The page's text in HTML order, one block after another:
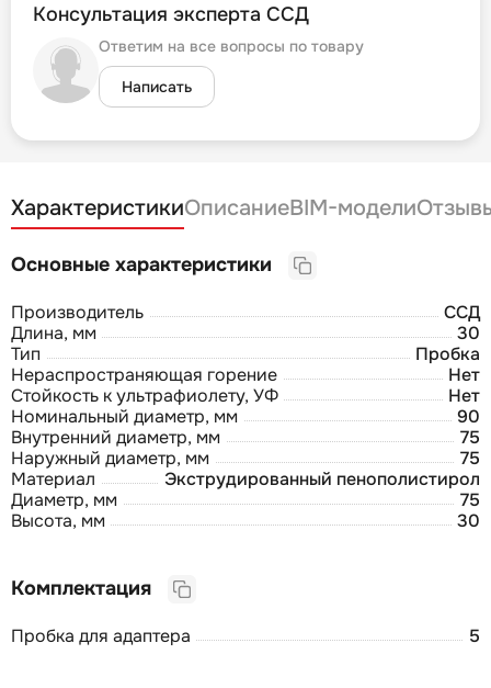
Консультация эксперта ССД
Ответим на все вопросы по товару
Написать
ХарактеристикиОписаниеBIM-модели
Основные характеристики
Производитель
ССД
Длина, мм
30
Тип
Пробка
Нераспространяющая горение
Нет
Стойкость к ультрафиолету, УФ
Нет
Номинальный диаметр, мм
90
Внутренний диаметр, мм
75
Наружный диаметр, мм
75
Материал
Экструдированный пенополистирол
Диаметр, мм
75
Высота, мм
30
Комплектация
Пробка для адаптера 5